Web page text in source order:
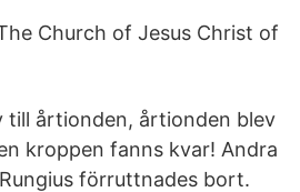
Church of Jesus Christ of
till årtionden, årtionden blev
kroppen fanns kvar! Andra
förruttnades bort.